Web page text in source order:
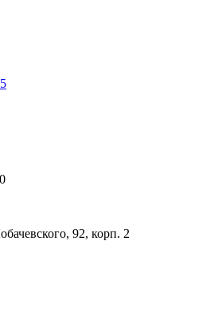
92, корп. 2